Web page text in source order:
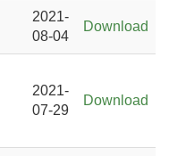
2021-
08-04
Download
2021-
07-29
Download